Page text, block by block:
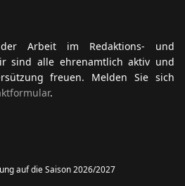
Arbeit im Redaktions- und
sind alle ehrenamtlich aktiv und
freuen. Melden Sie sich
.
auf die Saison 2026/2027